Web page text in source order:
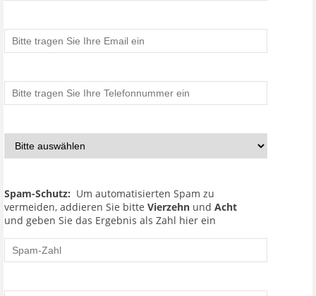
Spam-Schutz: Um automatisierten Spam zu
vermeiden, addieren Sie bitte Vierzehn und Acht
und geben Sie das Ergebnis als Zahl hier ein